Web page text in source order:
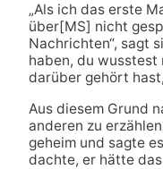
„Als ich das erste
über[MS] nicht
Nachrichten“, sagt
haben, du wusstest
darüber gehört
Aus diesem Grund
anderen zu
geheim und sagte
dachte, er hätte